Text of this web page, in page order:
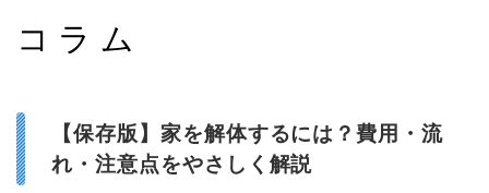
コラム
【保存版】家を解体するには？費用・流
れ・注意点をやさしく解説